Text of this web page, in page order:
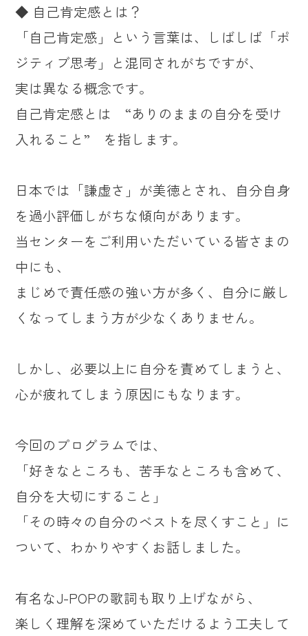
◆ 自己肯定感とは？
「自己肯定感」という言葉は、しばしば「ポ
ジティブ思考」と混同されがちですが、
実は異なる概念です。
自己肯定感とは “ありのままの自分を受け
入れること” を指します。
日本では「謙虚さ」が美徳とされ、自分自身
を過小評価しがちな傾向があります。
当センターをご利用いただいている皆さまの
中にも、
まじめで責任感の強い方が多く、自分に厳し
くなってしまう方が少なくありません。
しかし、必要以上に自分を責めてしまうと、
心が疲れてしまう原因にもなります。
今回のプログラムでは、
「好きなところも、苦手なところも含めて、
自分を大切にすること」
「その時々の自分のベストを尽くすこと」に
ついて、わかりやすくお話しました。
有名なJ-POPの歌詞も取り上げながら、
楽しく理解を深めていただけるよう工夫して